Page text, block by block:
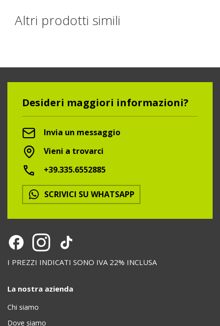
Altri prodotti simili
Desideri maggiori informazioni?
Invia un messaggio
Vieni a trovarci
+39.335.6552885
SCRIVICI SU WHATSAPP
I PREZZI INDICATI SONO IVA 22% INCLUSA
La nostra azienda
Chi siamo
Dove siamo